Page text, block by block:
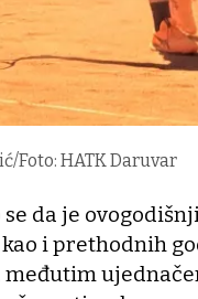
Foto: HATK Daruvar
da je
i prethodnih
međutim